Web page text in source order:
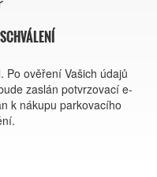
Po ověření Vašich údajů
zaslán potvrzovací e-
k nákupu parkovacího